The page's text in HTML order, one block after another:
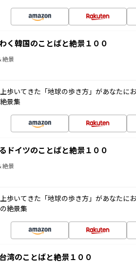
く韓国のことばと絶景１００
絶景
歩いてきた「地球の歩き方」があなたに
景集
ドイツのことばと絶景１００
絶景
歩いてきた「地球の歩き方」があなたに
絶景集
湾のことばと絶景１００